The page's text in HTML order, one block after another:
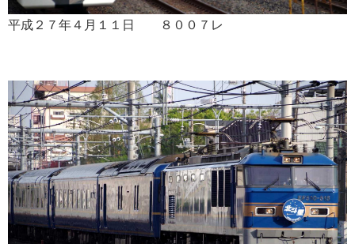
平成２７年４月１１日 ８００７レ